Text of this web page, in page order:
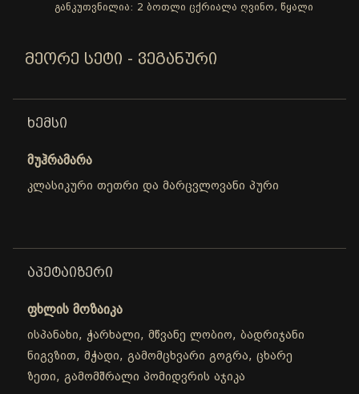
განკუთვნილია: 2 ბოთლი ცქრიალა ღვინო, წყალი
ᲛᲔᲝᲠᲔ ᲡᲔᲢᲘ - ᲕᲔᲒᲐᲜᲣᲠᲘ
ᲮᲔᲛᲡᲘ
მუჰრამარა
კლასიკური თეთრი და მარცვლოვანი პური
ᲐᲞᲔᲢᲐᲘᲖᲔᲠᲘ
ფხლის მოზაიკა
ისპანახი, ჭარხალი, მწვანე ლობიო, ბადრიჯანი
ნიგვზით, მჭადი, გამომცხვარი გოგრა, ცხარე
ზეთი, გამომშრალი პომიდვრის აჯიკა